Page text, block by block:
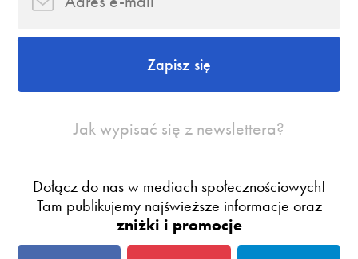
Zapisz się
Jak wypisać się z newslettera?
Dołącz do nas w mediach społecznościowych!
Tam publikujemy najświeższe informacje oraz
zniżki i promocje